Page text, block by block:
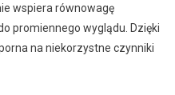
wspiera równowagę
promiennego wyglądu. Dzięki
na niekorzystne czynniki